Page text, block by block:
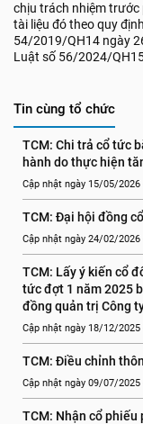
chịu trách nhiệm trước
tài liệu đó theo quy
54/2019/QH14 ngày
Luật số 56/2024/
Tin cùng tổ chức
TCM: Chi trả cổ tức
hành do thực hiện
Cập nhật ngày 15/05/2026
TCM: Đại hội đồng
Cập nhật ngày 24/02/2026
TCM: Lấy ý kiến cổ
tức đợt 1 năm 2025
đồng quản trị Công
Cập nhật ngày 18/12/2025
TCM: Điều chỉnh
Cập nhật ngày 09/07/2025
TCM: Nhận cổ